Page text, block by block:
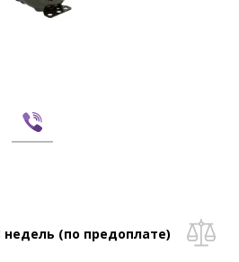
недель (по предоплате)